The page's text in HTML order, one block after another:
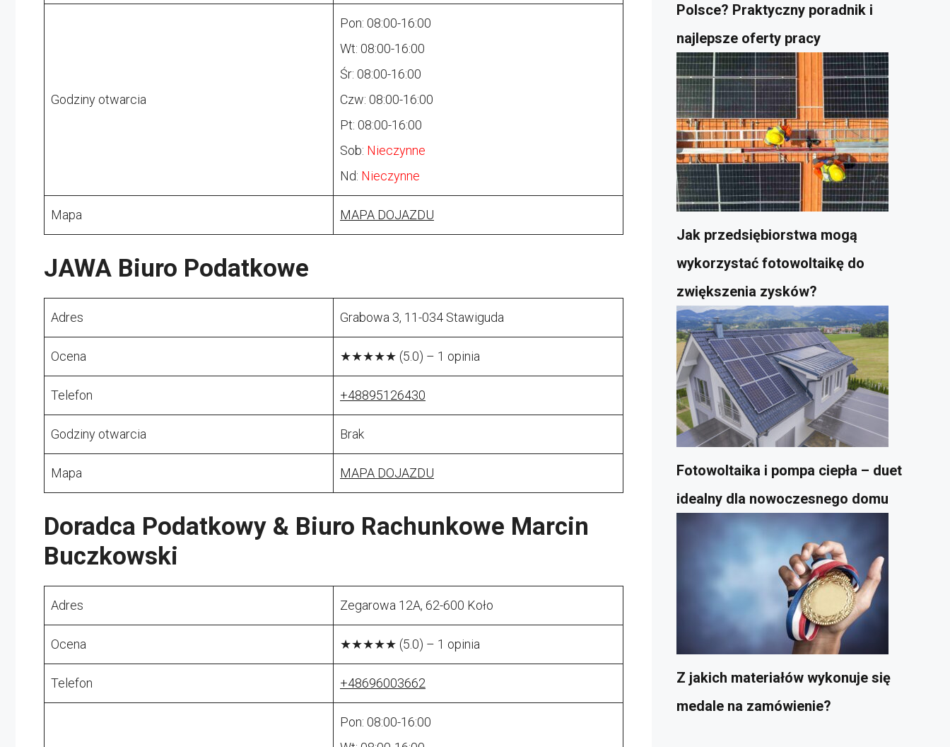
Godziny otwarcia
Pon: 08:00-16:00
Wt: 08:00-16:00
Śr: 08:00-16:00
Czw: 08:00-16:00
Pt: 08:00-16:00
Sob: Nieczynne
Nd: Nieczynne
Mapa MAPA DOJAZDU
JAWA Biuro Podatkowe
Adres Grabowa 3, 11-034 Stawiguda
Ocena ★★★★★ (5.0) – 1 opinia
Telefon +48895126430
Godziny otwarcia Brak
Mapa MAPA DOJAZDU
Doradca Podatkowy & Biuro Rachunkowe Marcin
Buczkowski
Adres Zegarowa 12A, 62-600 Koło
Ocena ★★★★★ (5.0) – 1 opinia
Telefon +48696003662
Pon: 08:00-16:00
Polsce? Praktyczny poradnik i
najlepsze oferty pracy
Jak przedsiębiorstwa mogą
wykorzystać fotowoltaikę do
zwiększenia zysków?
Fotowoltaika i pompa ciepła – duet
idealny dla nowoczesnego domu
Z jakich materiałów wykonuje się
medale na zamówienie?